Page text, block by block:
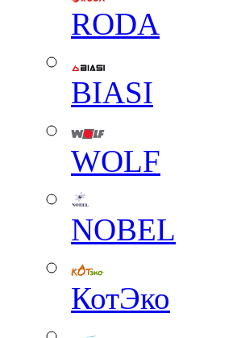
RODA
BIASI
WOLF
NOBEL
КотЭко